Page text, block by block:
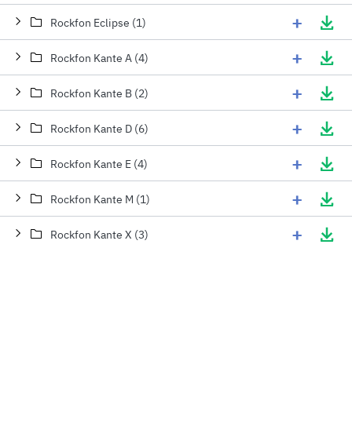
Rockfon Eclipse (1) +
Rockfon Kante A (4) +
Rockfon Kante B (2) +
Rockfon Kante D (6) +
Rockfon Kante E (4) +
Rockfon Kante M (1) +
Rockfon Kante X (3) +